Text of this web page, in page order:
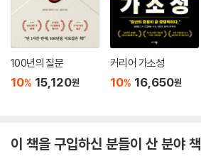
100년의 질문
10% 15,120원
커리어 가소성
10% 16,650원
이 책을 구입하신 분들이 산 분야 책